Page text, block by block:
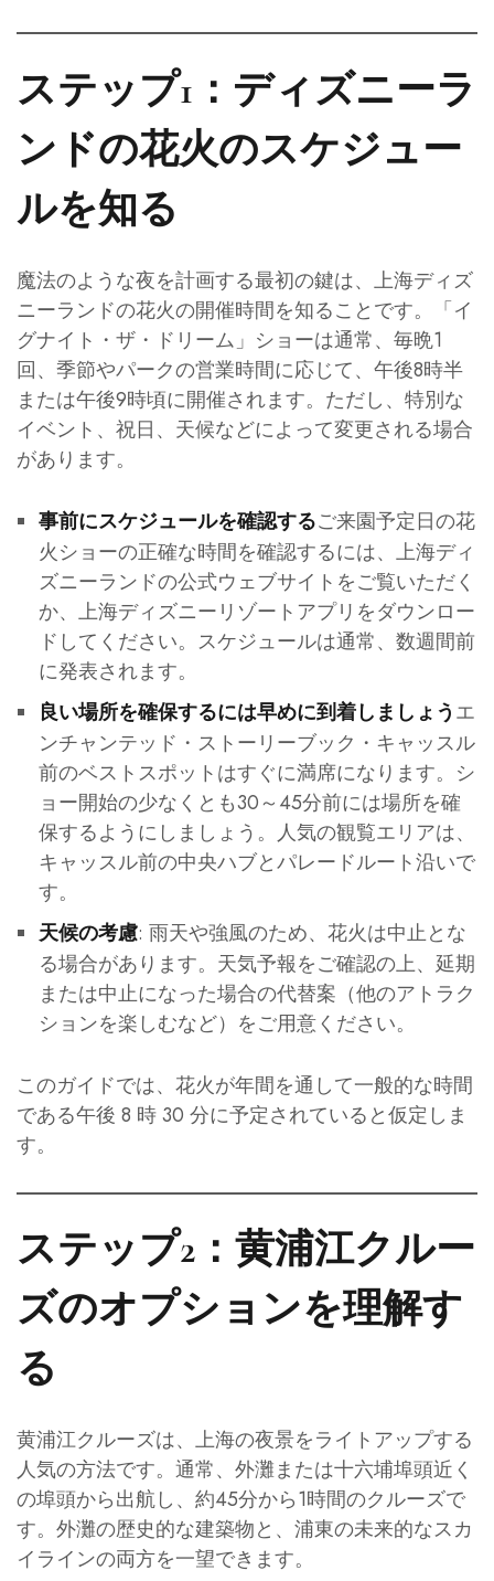
ステップ1：ディズニーラ
ンドの花火のスケジュー
ルを知る
魔法のような夜を計画する最初の鍵は、上海ディズ
ニーランドの花火の開催時間を知ることです。「イ
グナイト・ザ・ドリーム」ショーは通常、毎晩1
回、季節やパークの営業時間に応じて、午後8時半
または午後9時頃に開催されます。ただし、特別な
イベント、祝日、天候などによって変更される場合
があります。
事前にスケジュールを確認するご来園予定日の花
火ショーの正確な時間を確認するには、上海ディ
ズニーランドの公式ウェブサイトをご覧いただく
か、上海ディズニーリゾートアプリをダウンロー
ドしてください。スケジュールは通常、数週間前
に発表されます。
良い場所を確保するには早めに到着しましょう エ
ンチャンテッド・ストーリーブック・キャッスル
前のベストスポットはすぐに満席になります。シ
ョー開始の少なくとも30～45分前には場所を確
保するようにしましょう。人気の観覧エリアは、
キャッスル前の中央ハブとパレードルート沿いで
す。
天候の考慮: 雨天や強風のため、花火は中止とな
る場合があります。天気予報をご確認の上、延期
または中止になった場合の代替案（他のアトラク
ションを楽しむなど）をご用意ください。
このガイドでは、花火が年間を通して一般的な時間
である午後 8 時 30 分に予定されていると仮定しま
す。
ステップ2：黄浦江クルー
ズのオプションを理解す
る
黄浦江クルーズは、上海の夜景をライトアップする
人気の方法です。通常、外灘または十六埔埠頭近く
の埠頭から出航し、約45分から1時間のクルーズで
す。外灘の歴史的な建築物と、浦東の未来的なスカ
イラインの両方を一望できます。